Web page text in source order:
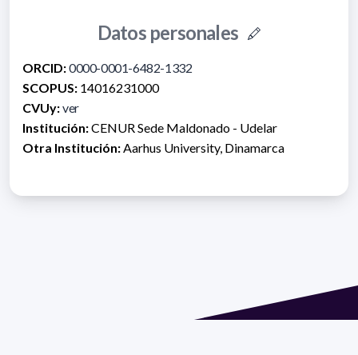
Datos personales
ORCID:0000-0001-6482-1332
SCOPUS: 14016231000
CVUy:ver
Institución:CENUR Sede Maldonado - Udelar
Otra Institución:Aarhus University, Dinamarca